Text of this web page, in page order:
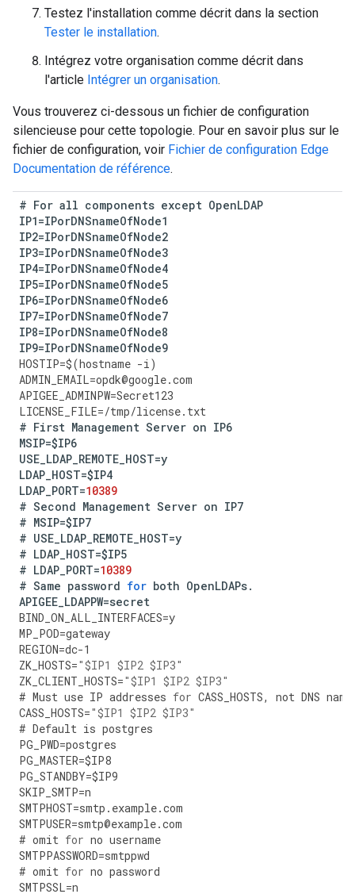
Testez l'installation comme décrit dans la section
Tester le installation.
Intégrez votre organisation comme décrit dans
l'article Intégrer un organisation.
Vous trouverez ci-dessous un fichier de configuration
silencieuse pour cette topologie. Pour en savoir plus sur le
fichier de configuration, voir Fichier de configuration Edge
Documentation de référence.
# For all components except OpenLDAP
IP1=IPorDNSnameOfNode1
IP2=IPorDNSnameOfNode2
IP3=IPorDNSnameOfNode3
IP4=IPorDNSnameOfNode4
IP5=IPorDNSnameOfNode5
IP6=IPorDNSnameOfNode6
IP7=IPorDNSnameOfNode7
IP8=IPorDNSnameOfNode8
IP9=IPorDNSnameOfNode9
HOSTIP=$(hostname -i)
ADMIN_EMAIL=opdk@google.com
APIGEE_ADMINPW=Secret123
LICENSE_FILE=/tmp/license.txt
# First Management Server on IP6
MSIP=$IP6
USE_LDAP_REMOTE_HOST=y
LDAP_HOST=$IP4
LDAP_PORT=10389
# Second Management Server on IP7
# MSIP=$IP7
# USE_LDAP_REMOTE_HOST=y
# LDAP_HOST=$IP5
# LDAP_PORT=10389
# Same password for both OpenLDAPs.
APIGEE_LDAPPW=secret
BIND_ON_ALL_INTERFACES=y
MP_POD=gateway
REGION=dc-1
ZK_HOSTS="$IP1 $IP2 $IP3"
ZK_CLIENT_HOSTS="$IP1 $IP2 $IP3"
# Must use IP addresses for CASS_HOSTS, not DNS
CASS_HOSTS="$IP1 $IP2 $IP3"
# Default is postgres
PG_PWD=postgres
PG_MASTER=$IP8
PG_STANDBY=$IP9
SKIP_SMTP=n
SMTPHOST=smtp . example.com
SMTPUSER=smtp@example.com
# omit for no username
SMTPPASSWORD=smtppwd
# omit for no password
SMTPSSL=n